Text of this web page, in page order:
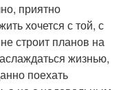
приятно
хочется с той, с
строит планов на
жизнью,
поехать